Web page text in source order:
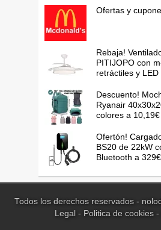
Ofertas y
Rebaja!
PITIJOPO con
retráctiles y LED
Descuento!
Ryanair
colores a 10,19€
Ofertón!
BS20 de 22kW
Bluetooth a 329€
Todos los derechos reservados -
Legal- Politica de cookies-